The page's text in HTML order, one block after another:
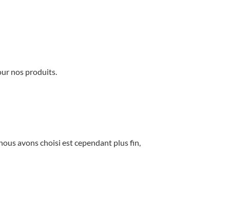
nos produits.
avons choisi est cependant plus fin,